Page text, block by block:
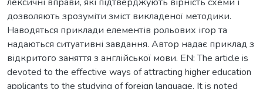
дозволяють зрозуміти зміст викладеної методики.
Наводяться приклади елементів рольових ігор та
надаються ситуативні завдання. Автор надає приклад з
відкритого заняття з англійської мови. EN: The article is
devoted to the effective ways of attracting higher education
applicants to the studying of foreign language. It is noted